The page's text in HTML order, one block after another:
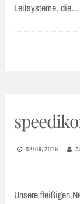
Leitsysteme, die…
02/09/2019
Unsere fleißigen